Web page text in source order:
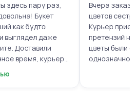
здесь пару раз,
Букет
как будто
выглядел даже
Доставили
время, курьер
с тёплыми
Вчера
цветов
Курьер
претензий
цветы были
однозначно.